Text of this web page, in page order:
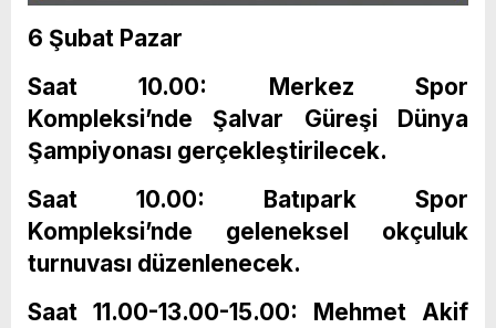
6 Şubat Pazar
Saat 10.00: Merkez Spor
Kompleksi’nde Şalvar Güreşi Dünya
Şampiyonası gerçekleştirilecek.
Saat 10.00: Batıpark Spor
Kompleksi’nde geleneksel okçuluk
turnuvası düzenlenecek.
Saat 11.00-13.00-15.00: Mehmet Akif